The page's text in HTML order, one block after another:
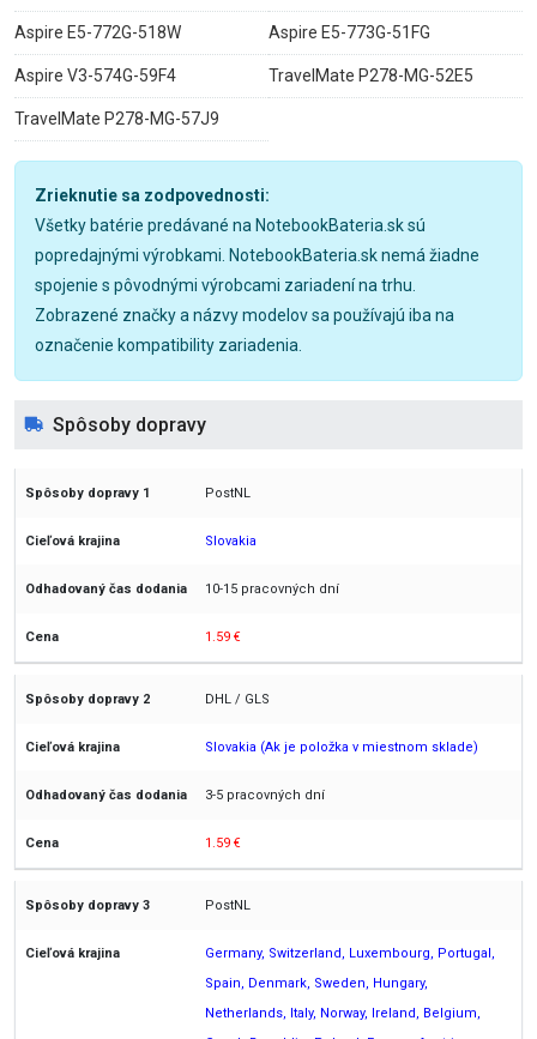
Aspire E5-772G-518W Aspire E5-773G-51FG
Aspire V3-574G-59F4 TravelMate P278-MG-52E5
TravelMate P278-MG-57J9
Zrieknutie sa zodpovednosti:
Všetky batérie predávané na NotebookBateria.sk sú
popredajnými výrobkami. NotebookBateria.sk nemá žiadne
spojenie s pôvodnými výrobcami zariadení na trhu.
Zobrazené značky a názvy modelov sa používajú iba na
označenie kompatibility zariadenia.
Spôsoby dopravy
PostNL
Slovakia
10-15 pracovných dní
1.59 €
DHL / GLS
Slovakia (Ak je položka v miestnom sklade)
3-5 pracovných dní
1.59 €
PostNL
Germany, Switzerland, Luxembourg, Portugal,
Spain, Denmark, Sweden, Hungary,
Netherlands, Italy, Norway, Ireland, Belgium,